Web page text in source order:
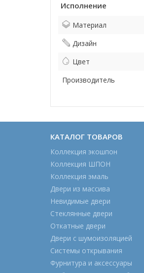
Исполнение
Материал
Дизайн
Цвет
Производитель
КАТАЛОГ ТОВАРОВ
Коллекция экошпон
Коллекция ШПОН
Коллекция эмаль
Двери из массива
Невидимые двери
Стеклянные двери
Откатные двери
Двери с шумоизоляцией
Системы открывания
Фурнитура и аксессуары